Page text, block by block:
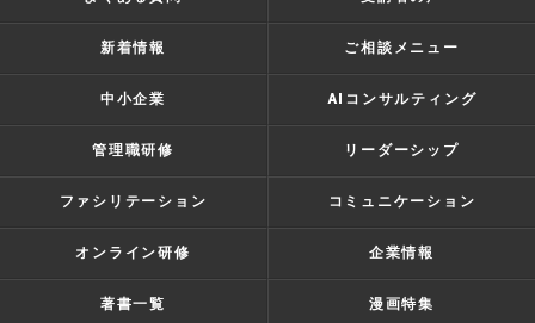
新着情報 ご相談メニュー
中小企業 AIコンサルティング
管理職研修 リーダーシップ
ファシリテーション コミュニケーション
オンライン研修 企業情報
著書一覧 漫画特集